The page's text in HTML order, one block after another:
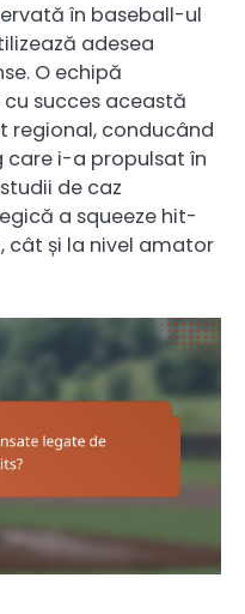
în baseball-ul
adesea
O echipă
succes această
conducând
care i-a propulsat în
de caz
a squeeze hit-
cât și la nivel amator